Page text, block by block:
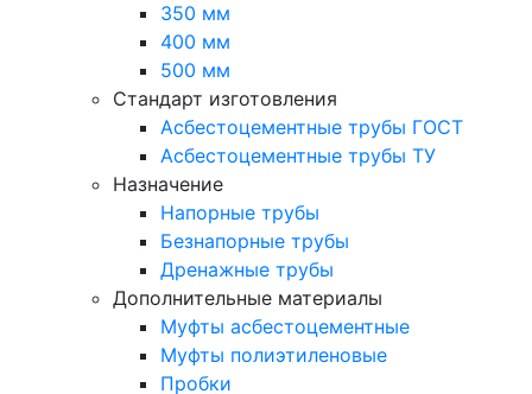
350 мм
400 мм
500 мм
Стандарт изготовления
Асбестоцементные трубы ГОСТ
Асбестоцементные трубы ТУ
Назначение
Напорные трубы
Безнапорные трубы
Дренажные трубы
Дополнительные материалы
Муфты асбестоцементные
Муфты полиэтиленовые
Пробки